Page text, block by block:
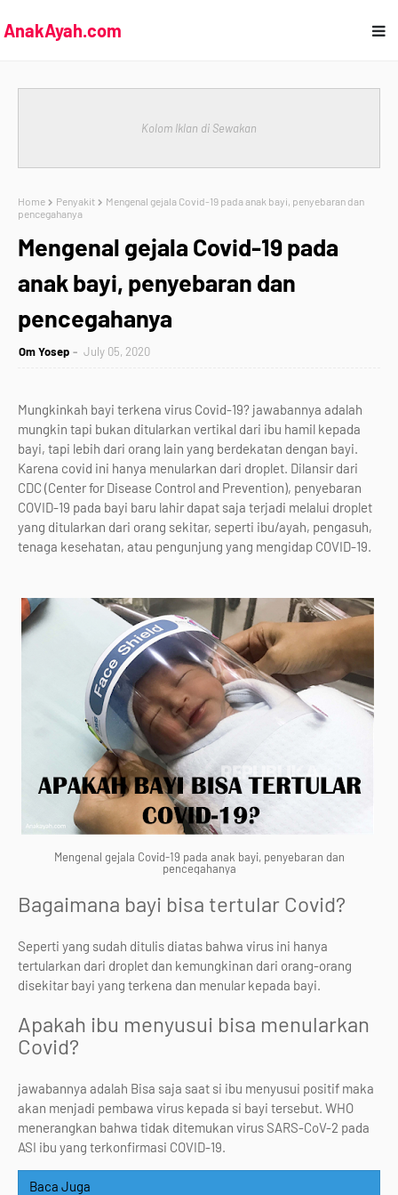
AnakAyah.com
Kolom Iklan di Sewakan
Home Penyakit
Mengenal gejala Covid-19 pada anak bayi, penyebaran dan
pencegahanya
Mengenal gejala Covid-19 pada
anak bayi, penyebaran dan
pencegahanya
Om Yosep July 05, 2020
Mungkinkah bayi terkena virus Covid-19? jawabannya adalah
mungkin tapi bukan ditularkan vertikal dari ibu hamil kepada
bayi, tapi lebih dari orang lain yang berdekatan dengan bayi.
Karena covid ini hanya menularkan dari droplet. Dilansir dari
CDC (Center for Disease Control and Prevention), penyebaran
COVID-19 pada bayi baru lahir dapat saja terjadi melalui droplet
yang ditularkan dari orang sekitar, seperti ibu/ayah, pengasuh,
tenaga kesehatan, atau pengunjung yang mengidap COVID-19.
Mengenal gejala Covid-19 pada anak bayi, penyebaran dan
pencegahanya
Bagaimana bayi bisa tertular Covid?
Seperti yang sudah ditulis diatas bahwa virus ini hanya
tertularkan dari droplet dan kemungkinan dari orang-orang
disekitar bayi yang terkena dan menular kepada bayi.
Apakah ibu menyusui bisa menularkan
Covid?
jawabannya adalah Bisa saja saat si ibu menyusui positif maka
akan menjadi pembawa virus kepada si bayi tersebut. WHO
menerangkan bahwa tidak ditemukan virus SARS-CoV-2 pada
ASI ibu yang terkonfirmasi COVID-19.
Baca Juga